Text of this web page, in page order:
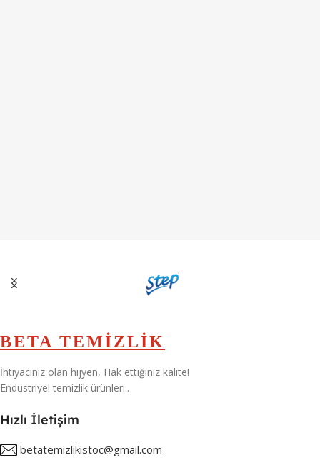
BETA TEMİZLİK
İhtiyacınız olan hijyen, Hak ettiğiniz kalite!
Endüstriyel temizlik ürünleri..
Hızlı İletişim
betatemizlikistoc@gmail.com